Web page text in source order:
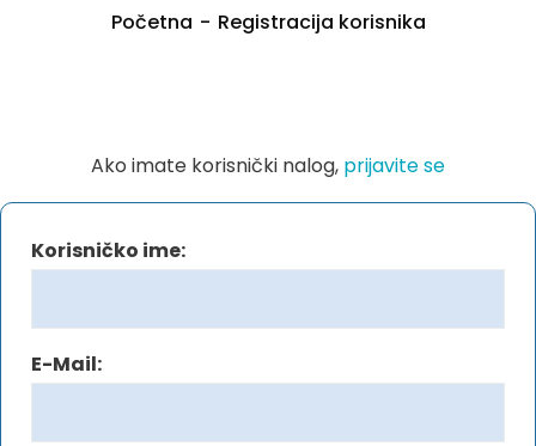
Početna Registracija korisnika
Ako imate korisnički nalog, prijavite se
Korisničko ime:
E-Mail: